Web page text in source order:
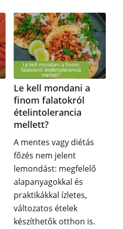
Le kell mondani a
finom falatokról
ételintolerancia
mellett?
A mentes vagy diétás
főzés nem jelent
lemondást: megfelelő
alapanyagokkal és
praktikákkal ízletes,
változatos ételek
készíthetők otthon is.